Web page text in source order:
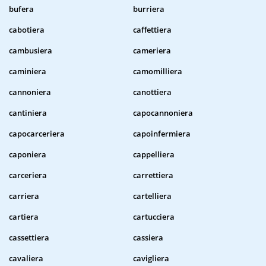
bufera
burriera
cabotiera
caffettiera
cambusiera
cameriera
caminiera
camomilliera
cannoniera
canottiera
cantiniera
capocannoniera
capocarceriera
capoinfermiera
caponiera
cappelliera
carceriera
carrettiera
carriera
cartelliera
cartiera
cartucciera
cassettiera
cassiera
cavaliera
cavigliera